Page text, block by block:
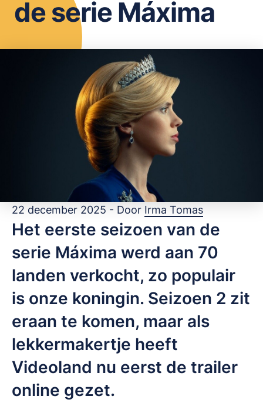
OPSLAAN
de serie Máxima
22 december 2025 - Door Irma Tomas
Het eerste seizoen van de
serie Máxima werd aan 70
landen verkocht, zo populair
is onze koningin. Seizoen 2 zit
eraan te komen, maar als
lekkermakertje heeft
Videoland nu eerst de trailer
online gezet.